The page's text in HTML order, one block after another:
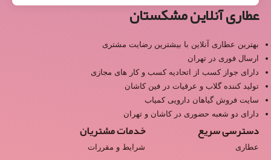
عطاری آنلاین مشکستان
بهترین عطاری آنلاین با بیشترین رضایت مشتری
ارسال فوری در تهران
دارای جواز کسب از اتحادیه کسب و کار های مجازی
تولید کننده گلاب و عرقیات در فین کاشان
سایت فروش گیاهان دارویی کمیاب
دارای دو شعبه حضوری در کاشان و تهران
دسترسی سریع
عطاری
خدمات مشتریان
شرایط و مقررات